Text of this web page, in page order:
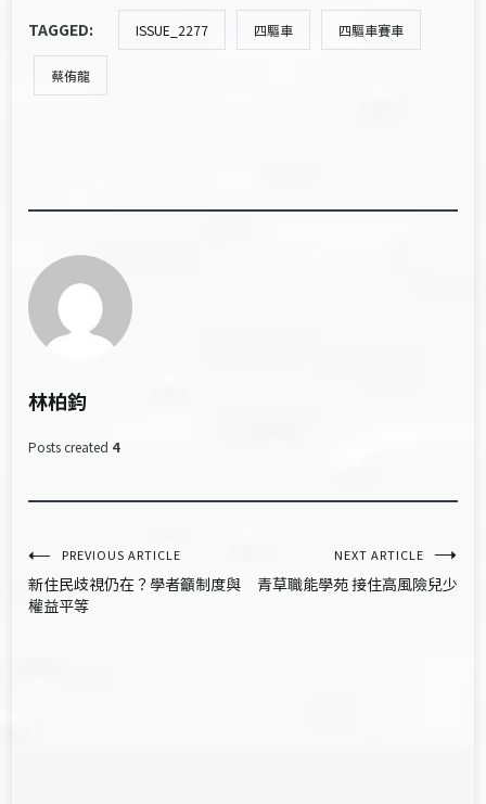
TAGGED: ISSUE_2277 四驅車 四驅車賽車
蔡侑龍
林柏鈞
Posts created 4
文
章
PREVIOUS ARTICLE
新住民歧視仍在？學者籲制度與
權益平等
NEXT ARTICLE
青草職能學苑 接住高風險兒少